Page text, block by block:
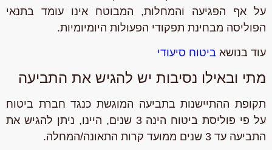
על אף הפגיעה והמחלות, המבוטח אינו עומד בתנאי
הפוליסה מבחינת תפקודי הפעולות היומיומיות.
עוד בנושא ביטוח סיעודי
מתי ובאילו נסיבות יש להגיש את התביעה
תקופת ההתיישנות בתביעה המוגשת כנגד חברת ביטוח
על פי פוליסת ביטוח הינה 3 שנים, היינו, ניתן להגיש את
התביעה עד 3 שנים ממועד קרות התאונה/המחלה.